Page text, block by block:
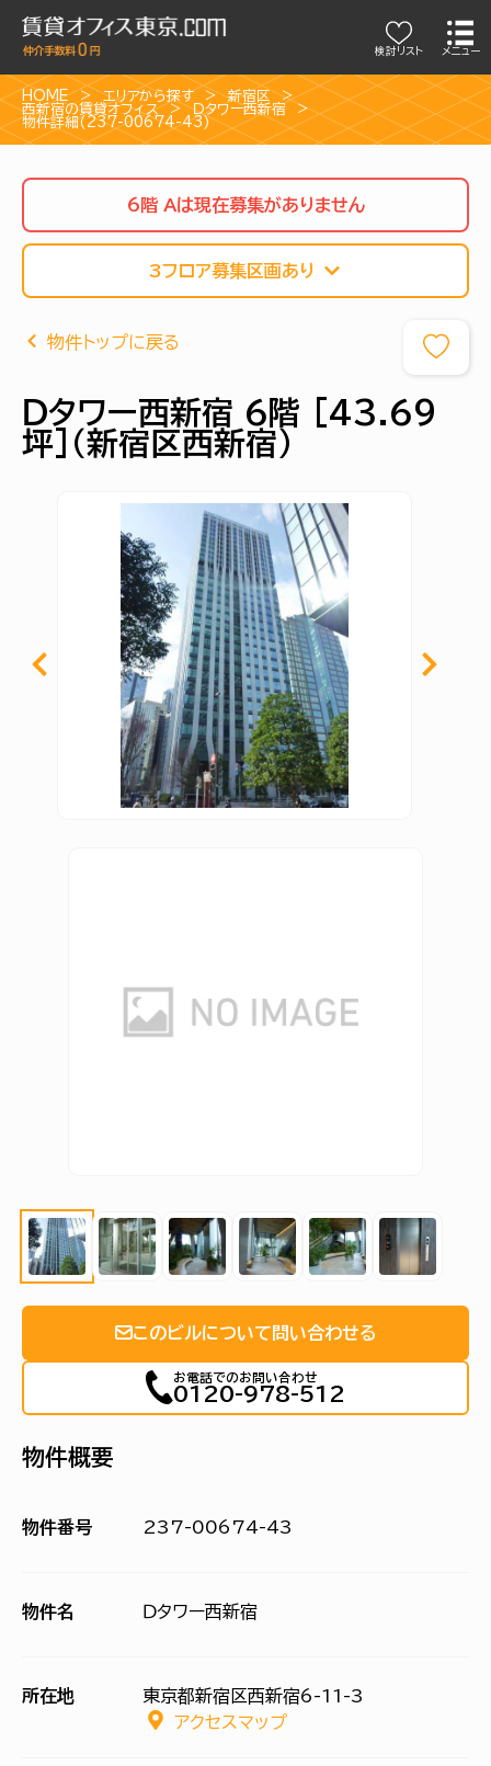
検討リスト メニュー
HOME エリアから探す
新宿区
西新宿の賃貸オフィス
Ｄタワー西新宿
物件詳細(237-00674-43)
6階 Aは現在募集がありません
3フロア募集区画あり
物件トップに戻る
Ｄタワー西新宿 6階 [43.69
坪]（新宿区西新宿）
このビルについて問い合わせる
お電話でのお問い合わせ
0120-978-512
物件概要
物件番号 237-00674-43
物件名 Ｄタワー西新宿
所在地
東京都新宿区西新宿6-11-3
アクセスマップ